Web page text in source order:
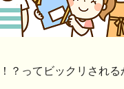
？ってビックリされる